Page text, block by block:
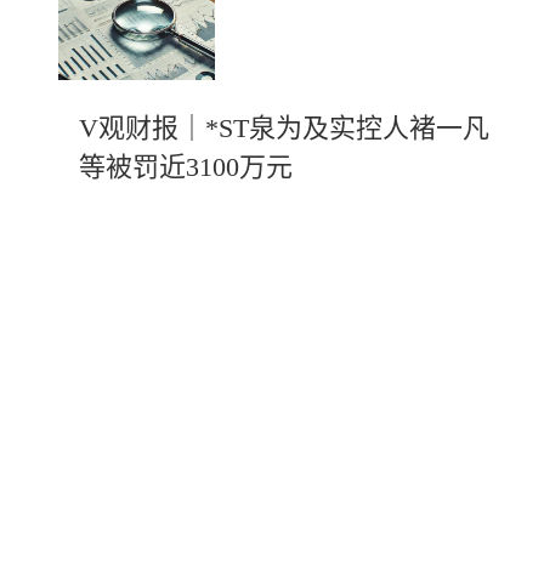
V观财报｜*ST泉为及实控人褚一凡
等被罚近3100万元